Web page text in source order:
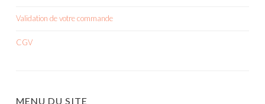
Validation de votre commande
CGV
MENU DU SITE